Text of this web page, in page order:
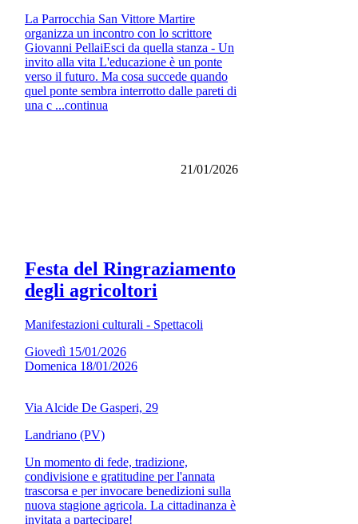
La Parrocchia San Vittore Martire
organizza un incontro con lo scrittore
Giovanni PellaiEsci da quella stanza - Un
invito alla vita L'educazione è un ponte
verso il futuro. Ma cosa succede quando
quel ponte sembra interrotto dalle pareti di
una c ...continua
21/01/2026
Festa del Ringraziamento
degli agricoltori
Manifestazioni culturali - Spettacoli
Giovedì 15/01/2026
Domenica 18/01/2026
Via Alcide De Gasperi, 29
Landriano (PV)
Un momento di fede, tradizione,
condivisione e gratitudine per l'annata
trascorsa e per invocare benedizioni sulla
nuova stagione agricola. La cittadinanza è
invitata a partecipare!